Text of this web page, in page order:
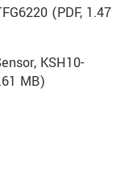
(PDF, 1.47
KSH10-
MB)